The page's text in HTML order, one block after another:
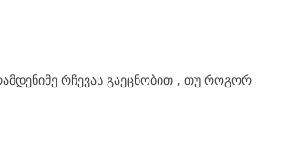
რჩევას გაეცნობით , თუ როგორ